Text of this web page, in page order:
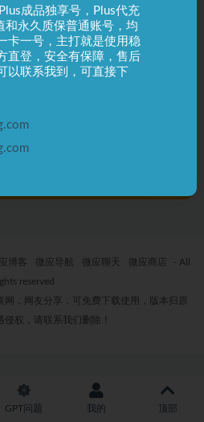
博客 微应导航 微应聊天 微应商店
- All
reserved
网，网友分享，可免费下载使用，版本归原
侵权，请联系我们删除！
GPT问题 我的 顶部
成品独享号，Plus代充
和永久质保普通账号，均
卡一号，主打就是使用稳
直登，安全有保障，售后
以联系我到，可直接下